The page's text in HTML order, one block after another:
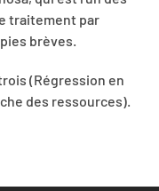
traitement par
brèves.
(Régression en
des ressources).